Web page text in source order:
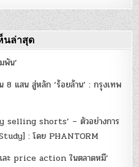
นล่าสุด
พัน’
8 แสน สู่หลัก ‘ร้อยล้าน’ : กรุงเทพ
selling shorts’ – ตัวอย่างการ
: โดย PHANTORM
ละ price action ในตลาดหมี’